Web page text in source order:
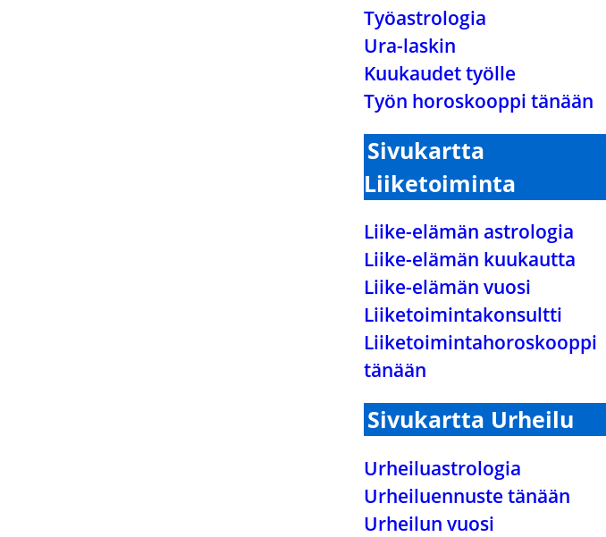
Työastrologia
Ura-laskin
Kuukaudet työlle
Työn horoskooppi tänään
Sivukartta
Liiketoiminta
Liike-elämän astrologia
Liike-elämän kuukautta
Liike-elämän vuosi
Liiketoimintakonsultti
Liiketoimintahoroskooppi
tänään
Sivukartta Urheilu
Urheiluastrologia
Urheiluennuste tänään
Urheilun vuosi